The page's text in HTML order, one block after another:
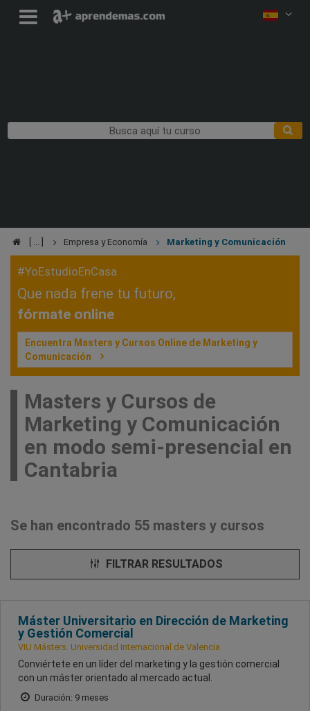
Empresa y Economía Marketing y Comunicación
#YoEstudioEnCasa
Que nada frene tu futuro,
fórmate online
Encuentra Masters y Cursos Online de Marketing y
Comunicación
Masters y Cursos de
Marketing y Comunicación
en modo semi-presencial en
Cantabria
Se han encontrado 55 masters y cursos
FILTRAR RESULTADOS
Máster Universitario en Dirección de Marketing
y Gestión Comercial
VIU Másters. Universidad Internacional de Valencia
Conviértete en un líder del marketing y la gestión comercial
con un máster orientado al mercado actual.
Duración: 9 meses